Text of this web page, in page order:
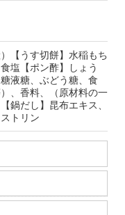
【うす切餅】水稲もち
塩【ポン酢】しょう
液糖、ぶどう糖、食
、香料、（原材料の一
鍋だし】昆布エキス、
トリン